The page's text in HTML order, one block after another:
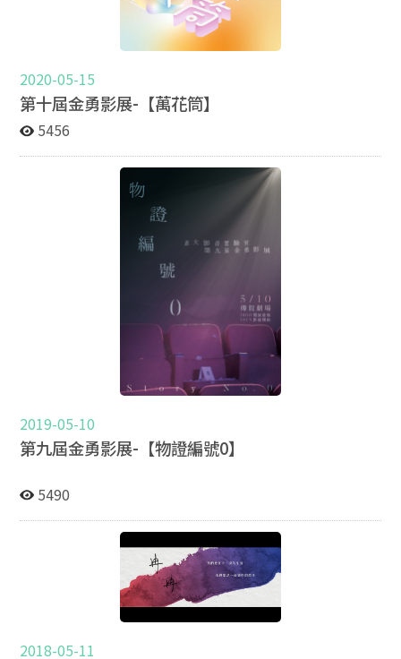
2020-05-15
第十屆金勇影展-【萬花筒】
5456
2019-05-10
第九屆金勇影展-【物證編號0】
5490
2018-05-11